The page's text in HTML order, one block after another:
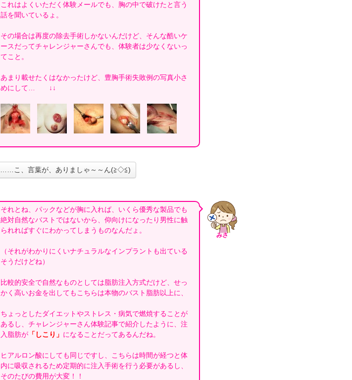
これはよくいただく体験メールでも、胸の中で破けたと言う
話を聞いているょ。
その場合は再度の除去手術しかないんだけど、そんな酷いケ
ースだってチャレンジャーさんでも、体験者は少なくないっ
てこと。
あまり載せたくはなかったけど、豊胸手術失敗例の写真小さ
めにして… ↓↓
……こ、言葉が、ありましゃ～～ん(≧◇≦)
みさ
それとね、パックなどが胸に入れば、いくら優秀な製品でも
絶対自然なバストではないから、仰向けになったり男性に触
られればすぐにわかってしまうものなんだょ。
（それがわかりにくいナチュラルなインプラントも出ている
そうだけどね）
比較的安全で自然なものとしては脂肪注入方式だけど、せっ
かく高いお金を出してもこちらは本物のバスト脂肪以上に、
ちょっとしたダイエットやストレス・病気で燃焼することが
あるし、チャレンジャーさん体験記事で紹介したように、注
入脂肪が 「しこり」 になることだってあるんだね。
ヒアルロン酸にしても同じですし、こちらは時間が経つと体
内に吸収されるため定期的に注入手術を行う必要があるし、
そのたびの費用が大変！！